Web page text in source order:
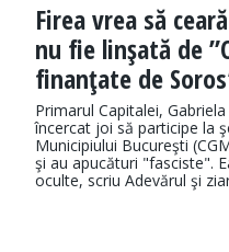
Firea vrea să
nu fie linşată de
finanţate de
Primarul Capitalei,
încercat joi să participe la
Municipiului Bucureşti
şi au apucături "fasciste".
oculte, scriu Adevărul şi